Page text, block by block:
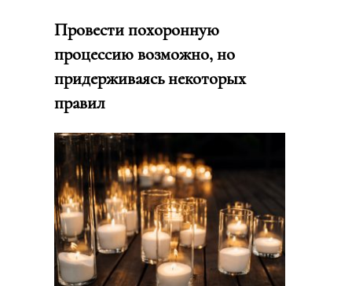
Провести похоронную
процессию возможно, но
придерживаясь некоторых
правил